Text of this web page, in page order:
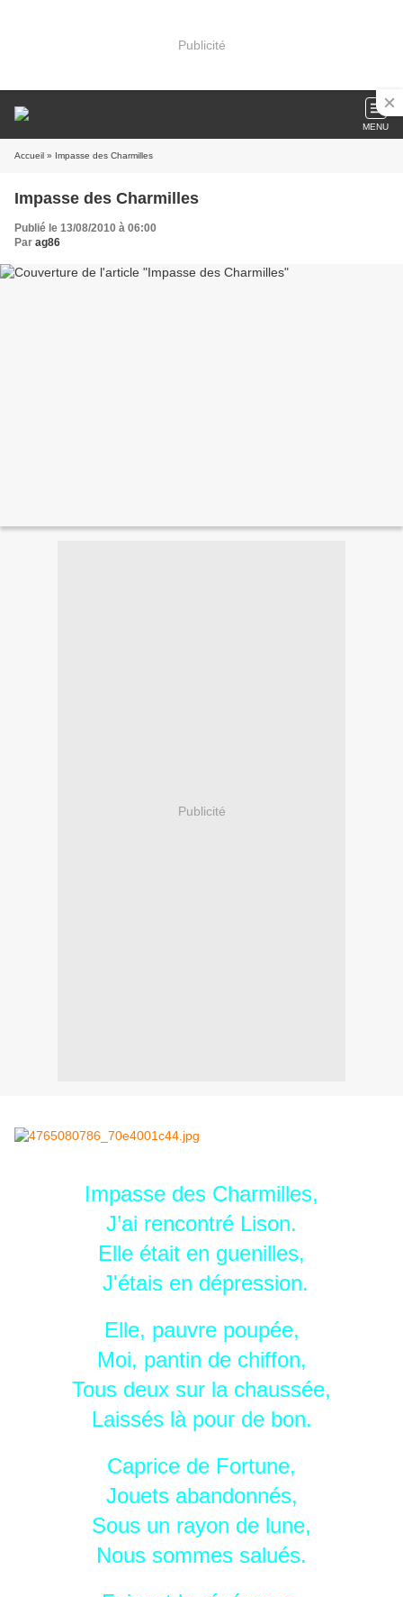
Publicité
MENU
Accueil » Impasse des Charmilles
Impasse des Charmilles
Publié le 13/08/2010 à 06:00
Par ag86
Publicité
Impasse des Charmilles,
J’ai rencontré Lison.
Elle était en guenilles,
J'étais en dépression.
Elle, pauvre poupée,
Moi, pantin de chiffon,
Tous deux sur la chaussée,
Laissés là pour de bon.
Caprice de Fortune,
Jouets abandonnés,
Sous un rayon de lune,
Nous sommes salués.